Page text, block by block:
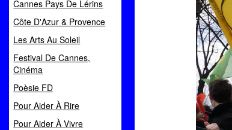
Cannes Pays De Lérins
Côte D'Azur & Provence
Les Arts Au Soleil
Festival De Cannes,
Cinéma
Poèsie FD
Pour Aider À Rire
Pour Aider À Vivre